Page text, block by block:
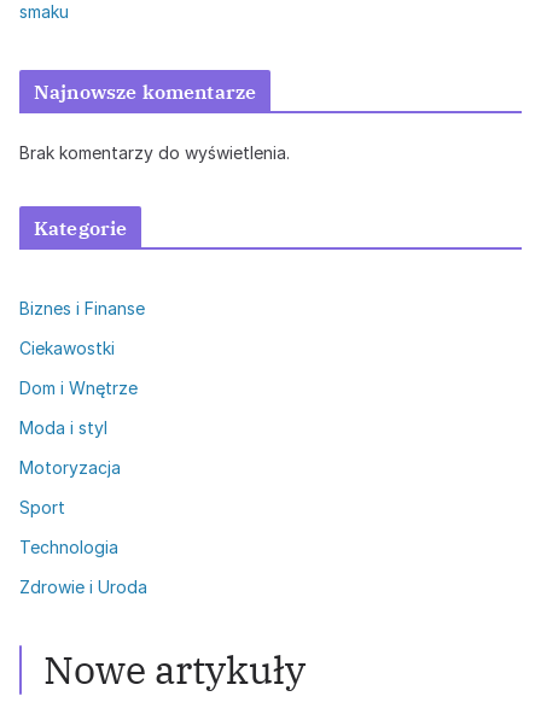
smaku
Najnowsze komentarze
Brak komentarzy do wyświetlenia.
Kategorie
Biznes i Finanse
Ciekawostki
Dom i Wnętrze
Moda i styl
Motoryzacja
Sport
Technologia
Zdrowie i Uroda
Nowe artykuły
metody walki